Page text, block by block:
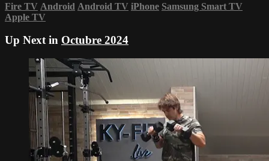
Fire TV Android Android TV iPhone Samsung Smart TV
Apple TV
Up Next in Octubre 2024